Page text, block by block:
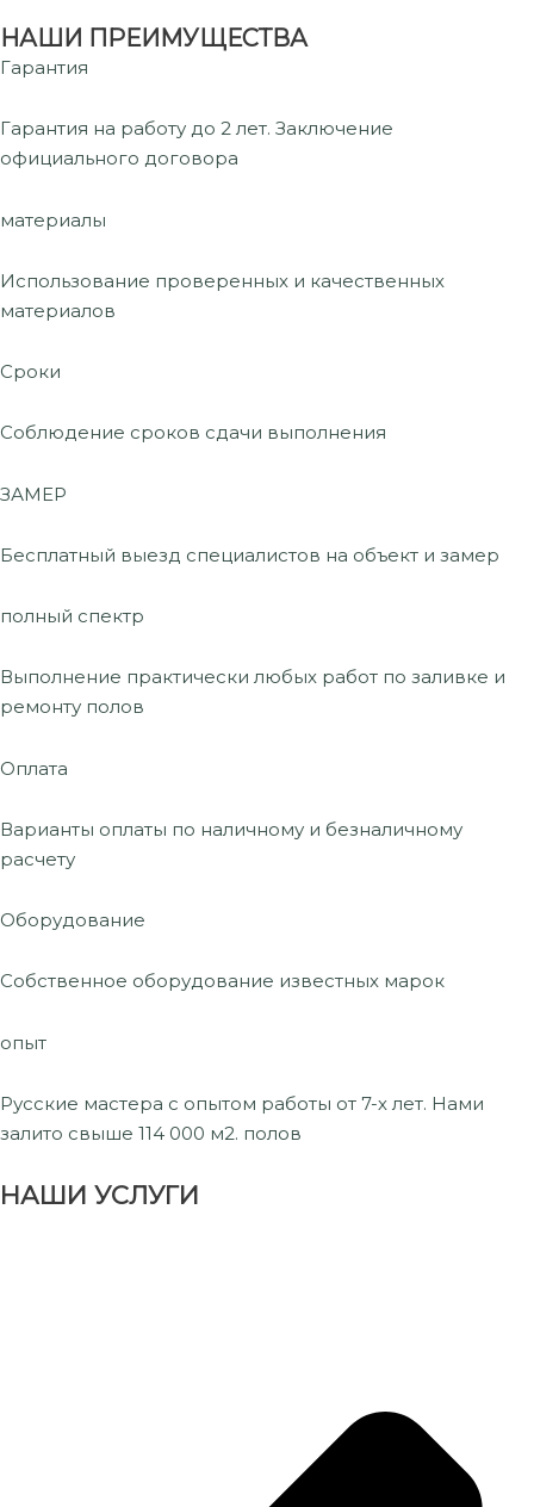
НАШИ ПРЕИМУЩЕСТВА
Гарантия
Гарантия на работу до 2 лет. Заключение
официального договора
материалы
Использование проверенных и качественных
материалов
Сроки
Соблюдение сроков сдачи выполнения
ЗАМЕР
Бесплатный выезд специалистов на объект и замер
полный спектр
Выполнение практически любых работ по заливке и
ремонту полов
Оплата
Варианты оплаты по наличному и безналичному
расчету
Оборудование
Собственное оборудование известных марок
опыт
Русские мастера с опытом работы от 7-х лет. Нами
залито свыше 114 000 м2. полов
НАШИ УСЛУГИ